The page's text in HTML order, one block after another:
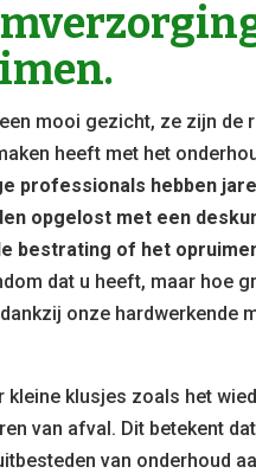
mooi gezicht, ze zijn de
heeft met het
professionals hebben
opgelost met een
bestrating of het
dat u heeft, maar hoe
onze hardwerkende
klusjes zoals het
van afval. Dit betekent
van onderhoud